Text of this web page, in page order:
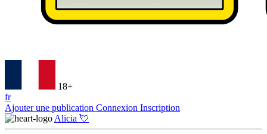
18+
fr
Ajouter une publication Connexion Inscription
Alicia 💘